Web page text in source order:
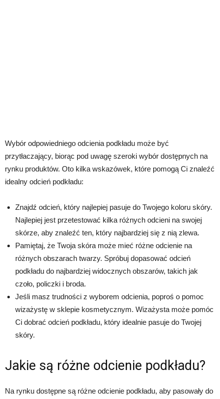
Wybór odpowiedniego odcienia podkładu może być
przytłaczający, biorąc pod uwagę szeroki wybór dostępnych na
rynku produktów. Oto kilka wskazówek, które pomogą Ci znaleźć
idealny odcień podkładu:
Znajdź odcień, który najlepiej pasuje do Twojego koloru skóry.
Najlepiej jest przetestować kilka różnych odcieni na swojej
skórze, aby znaleźć ten, który najbardziej się z nią zlewa.
Pamiętaj, że Twoja skóra może mieć różne odcienie na
różnych obszarach twarzy. Spróbuj dopasować odcień
podkładu do najbardziej widocznych obszarów, takich jak
czoło, policzki i broda.
Jeśli masz trudności z wyborem odcienia, poproś o pomoc
wizażystę w sklepie kosmetycznym. Wizażysta może pomóc
Ci dobrać odcień podkładu, który idealnie pasuje do Twojej
skóry.
Jakie są różne odcienie podkładu?
Na rynku dostępne są różne odcienie podkładu, aby pasowały do